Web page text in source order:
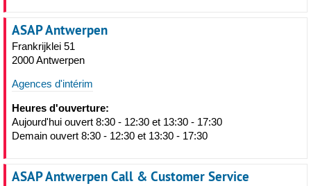
ASAP Antwerpen
Frankrijklei 51
2000 Antwerpen
Agences d'intérim
Heures d'ouverture:
Aujourd'hui ouvert 8:30 - 12:30 et 13:30 - 17:30
Demain ouvert 8:30 - 12:30 et 13:30 - 17:30
ASAP Antwerpen Call & Customer Service